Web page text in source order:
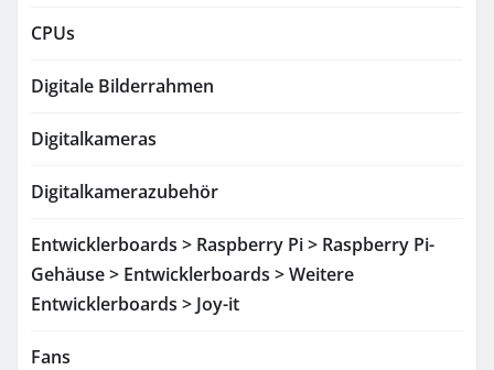
CPUs
Digitale Bilderrahmen
Digitalkameras
Digitalkamerazubehör
Entwicklerboards > Raspberry Pi > Raspberry Pi-
Gehäuse > Entwicklerboards > Weitere
Entwicklerboards > Joy-it
Fans